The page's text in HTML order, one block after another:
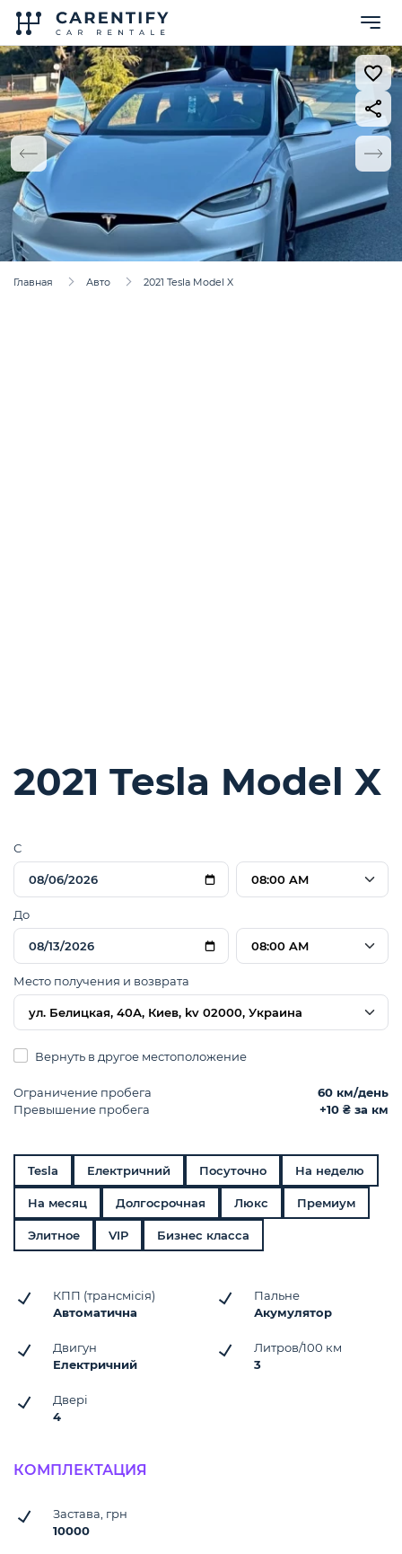
Главная Авто 2021 Tesla Model X
2021 Tesla Model X
С
08:00 AM
До
08:00 AM
Место получения и возврата
ул. Белицкая, 40А, Киев, kv 02000, Украина
Вернуть в другое местоположение
Ограничение пробега
60 км/день
Превышение пробега
+10 ₴ за км
Tesla Електричний Посуточно На неделю
На месяц Долгосрочная Люкс Премиум
Элитное VIP Бизнес класса
КПП (трансмісія)
Автоматична
Пальне
Акумулятор
Двигун
Електричний
Литров/100 км
3
Двері
4
КОМПЛЕКТАЦИЯ
Застава, грн
10000